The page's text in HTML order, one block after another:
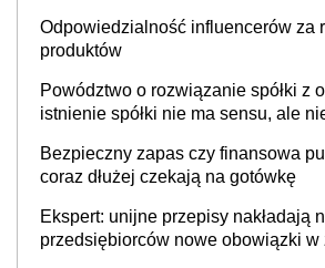
Odpowiedzialność influencerów za
produktów
Powództwo o rozwiązanie spółki z
istnienie spółki nie ma sensu, ale
Bezpieczny zapas czy finansowa
coraz dłużej czekają na gotówkę
Ekspert: unijne przepisy nakładają
przedsiębiorców nowe obowiązki w